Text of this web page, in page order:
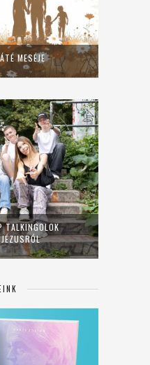
MESÉJE
TALKINGOLOK